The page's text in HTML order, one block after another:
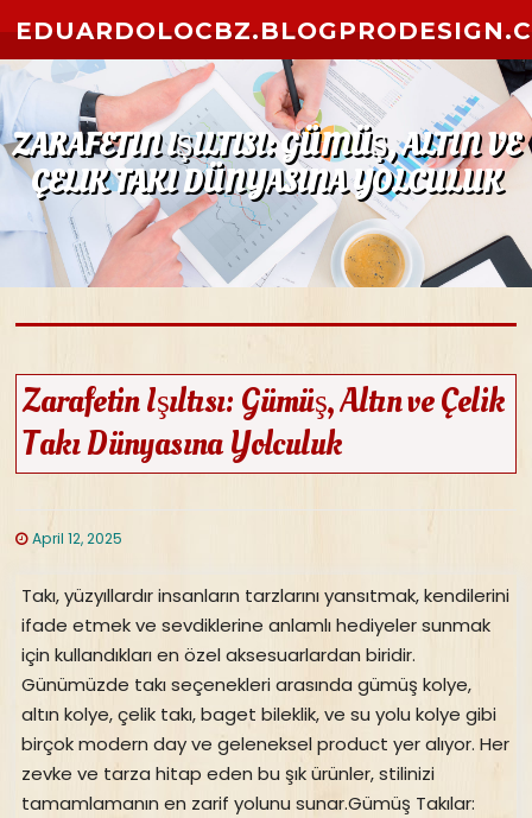
ZARAFETIN IŞILTISI: GÜMÜŞ, ALTIN VE
ÇELIK TAKI DÜNYASINA YOLCULUK
Zarafetin Işıltısı: Gümüş, Altın ve Çelik
Takı Dünyasına Yolculuk
April 12, 2025
Takı, yüzyıllardır insanların tarzlarını yansıtmak, kendilerini
ifade etmek ve sevdiklerine anlamlı hediyeler sunmak
için kullandıkları en özel aksesuarlardan biridir.
Günümüzde takı seçenekleri arasında gümüş kolye,
altın kolye, çelik takı, baget bileklik, ve su yolu kolye gibi
birçok modern day ve geleneksel product yer alıyor. Her
zevke ve tarza hitap eden bu şık ürünler, stilinizi
tamamlamanın en zarif yolunu sunar.Gümüş Takılar: